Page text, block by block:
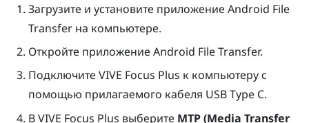
Загрузите и установите приложение Android File
Transfer на компьютере.
Откройте приложение Android File Transfer.
Подключите VIVE Focus Plus к компьютеру с
помощью прилагаемого кабеля USB Type C.
ВVIVE Focus Plus выберите MTP (Media Transfer